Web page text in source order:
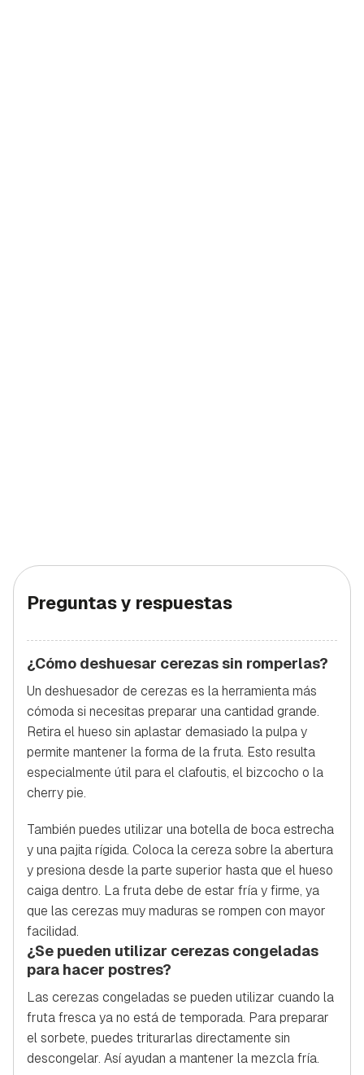
Preguntas y respuestas
¿Cómo deshuesar cerezas sin romperlas?
Un deshuesador de cerezas es la herramienta más
cómoda si necesitas preparar una cantidad grande.
Retira el hueso sin aplastar demasiado la pulpa y
permite mantener la forma de la fruta. Esto resulta
especialmente útil para el clafoutis, el bizcocho o la
cherry pie.
También puedes utilizar una botella de boca estrecha
y una pajita rígida. Coloca la cereza sobre la abertura
y presiona desde la parte superior hasta que el hueso
caiga dentro. La fruta debe de estar fría y firme, ya
que las cerezas muy maduras se rompen con mayor
facilidad.
¿Se pueden utilizar cerezas congeladas
para hacer postres?
Las cerezas congeladas se pueden utilizar cuando la
fruta fresca ya no está de temporada. Para preparar
el sorbete, puedes triturarlas directamente sin
descongelar. Así ayudan a mantener la mezcla fría.